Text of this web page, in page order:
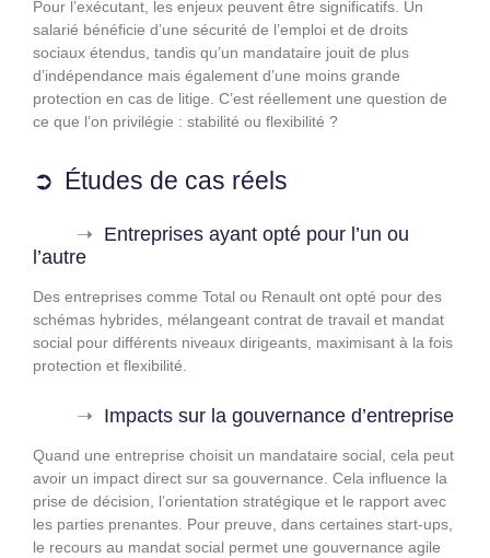
Pour l’exécutant, les enjeux peuvent être significatifs. Un
salarié bénéficie d’une sécurité de l’emploi et de droits
sociaux étendus, tandis qu’un mandataire jouit de plus
d’indépendance mais également d’une moins grande
protection en cas de litige. C’est réellement une question de
ce que l’on privilégie : stabilité ou flexibilité ?
Études de cas réels
Entreprises ayant opté pour l’un ou
l’autre
Des entreprises comme Total ou Renault ont opté pour des
schémas hybrides, mélangeant contrat de travail et mandat
social pour différents niveaux dirigeants, maximisant à la fois
protection et flexibilité.
Impacts sur la gouvernance d’entreprise
Quand une entreprise choisit un mandataire social, cela peut
avoir un impact direct sur sa gouvernance. Cela influence la
prise de décision, l’orientation stratégique et le rapport avec
les parties prenantes. Pour preuve, dans certaines start-ups,
le recours au mandat social permet une gouvernance agile